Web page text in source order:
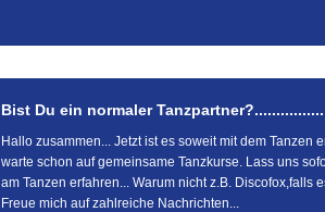
Bist Du ein normaler
Hallo zusammen... Jetzt ist es soweit mit dem Tanzen
warte schon auf gemeinsame Tanzkurse. Lass uns
am Tanzen erfahren... Warum nicht z.B. Discofox,falls
Freue mich auf zahlreiche Nachrichten...